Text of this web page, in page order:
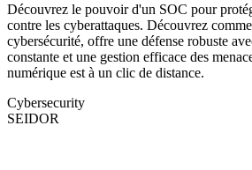
Découvrez le pouvoir d'un SOC pour
contre les cyberattaques. Découvrez
cybersécurité, offre une défense robuste
constante et une gestion efficace des
numérique est à un clic de distance.
Cybersecurity
SEIDOR